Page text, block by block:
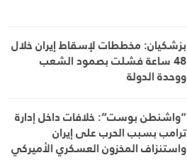
بزشكيان: مخططات لإسقاط إيران خلال
48 ساعة فشلت بصمود الشعب
ووحدة الدولة
“واشنطن بوست”: خلافات داخل إدارة
ترامب بسبب الحرب على إيران
واستنزاف المخزون العسكري الأميركي